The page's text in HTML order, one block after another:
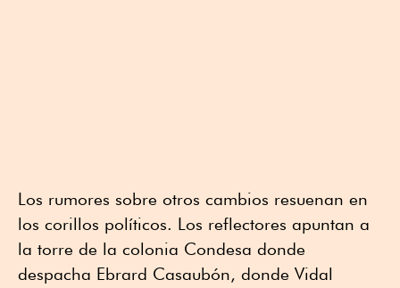
Los rumores sobre otros cambios resuenan en
los corillos políticos. Los reflectores apuntan a
la torre de la colonia Condesa donde
despacha Ebrard Casaubón, donde Vidal